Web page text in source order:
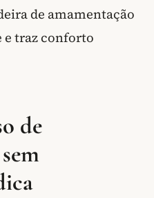
de amamentação
traz conforto
de